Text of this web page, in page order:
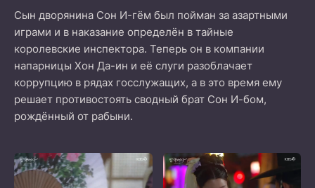
Сын дворянина Сон И-гём был пойман за азартными
играми и в наказание определён в тайные
королевские инспектора. Теперь он в компании
напарницы Хон Да-ин и её слуги разоблачает
коррупцию в рядах госслужащих, а в это время ему
решает противостоять сводный брат Сон И-бом,
рождённый от рабыни.